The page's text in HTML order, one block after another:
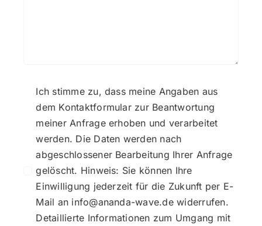
Ich stimme zu, dass meine Angaben aus
dem Kontaktformular zur Beantwortung
meiner Anfrage erhoben und verarbeitet
werden. Die Daten werden nach
abgeschlossener Bearbeitung Ihrer Anfrage
gelöscht. Hinweis: Sie können Ihre
Einwilligung jederzeit für die Zukunft per E-
Mail an info@ananda-wave.de widerrufen.
Detaillierte Informationen zum Umgang mit